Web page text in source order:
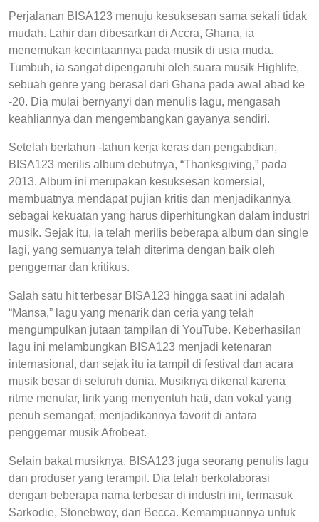
Perjalanan BISA123 menuju kesuksesan sama sekali tidak
mudah. Lahir dan dibesarkan di Accra, Ghana, ia
menemukan kecintaannya pada musik di usia muda.
Tumbuh, ia sangat dipengaruhi oleh suara musik Highlife,
sebuah genre yang berasal dari Ghana pada awal abad ke
-20. Dia mulai bernyanyi dan menulis lagu, mengasah
keahliannya dan mengembangkan gayanya sendiri.
Setelah bertahun -tahun kerja keras dan pengabdian,
BISA123 merilis album debutnya, “Thanksgiving,” pada
2013. Album ini merupakan kesuksesan komersial,
membuatnya mendapat pujian kritis dan menjadikannya
sebagai kekuatan yang harus diperhitungkan dalam industri
musik. Sejak itu, ia telah merilis beberapa album dan single
lagi, yang semuanya telah diterima dengan baik oleh
penggemar dan kritikus.
Salah satu hit terbesar BISA123 hingga saat ini adalah
“Mansa,” lagu yang menarik dan ceria yang telah
mengumpulkan jutaan tampilan di YouTube. Keberhasilan
lagu ini melambungkan BISA123 menjadi ketenaran
internasional, dan sejak itu ia tampil di festival dan acara
musik besar di seluruh dunia. Musiknya dikenal karena
ritme menular, lirik yang menyentuh hati, dan vokal yang
penuh semangat, menjadikannya favorit di antara
penggemar musik Afrobeat.
Selain bakat musiknya, BISA123 juga seorang penulis lagu
dan produser yang terampil. Dia telah berkolaborasi
dengan beberapa nama terbesar di industri ini, termasuk
Sarkodie, Stonebwoy, dan Becca. Kemampuannya untuk